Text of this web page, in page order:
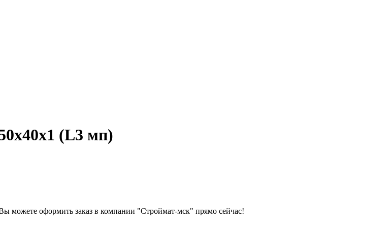
(L3 мп)
можете оформить заказ в компании "Строймат-мск" прямо сейчас!